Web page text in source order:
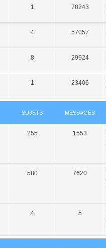
1 78243
4 57057
8 29924
1 23406
SUJETS MESSAGES
255 1553
580 7620
4 5